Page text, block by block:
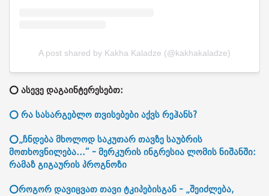
A post shared by Kakha Kaladze (@kakhakaladze)
⭕ ასევე დაგაინტერესებთ:
⭕ რა სასარგებლო თვისებები აქვს რეჰანს?
⭕„ჩნდება მხოლოდ საკუთარ თავზე საუბრის
მოთხოვნილება...“ - მერკურის ინგრესია ლომის ნიშანში:
რამაზ გიგაურის პროგნოზი
⭕როგორ დავიცვათ თავი ტკიპებისგან - „შეიძლება,